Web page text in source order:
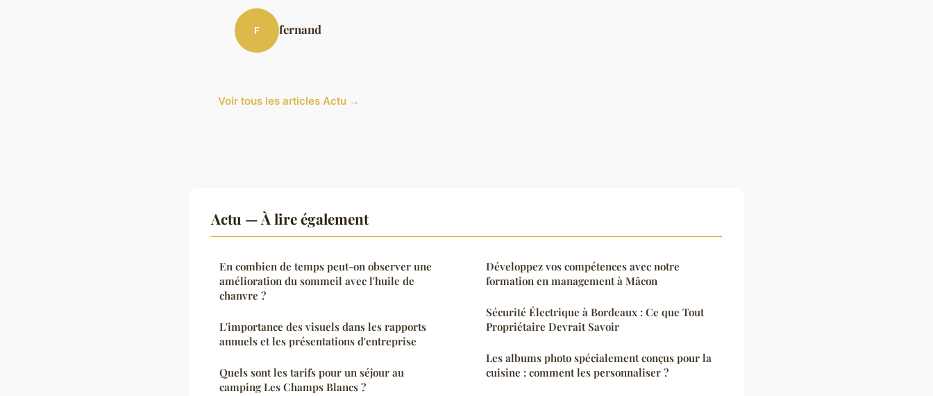
F fernand
Voir tous les articles Actu →
Actu — À lire également
En combien de temps peut-on observer une
amélioration du sommeil avec l'huile de
chanvre ?
L'importance des visuels dans les rapports
annuels et les présentations d'entreprise
Quels sont les tarifs pour un séjour au
camping Les Champs Blancs ?
Développez vos compétences avec notre
formation en management à Mâcon
Sécurité Électrique à Bordeaux : Ce que Tout
Propriétaire Devrait Savoir
Les albums photo spécialement conçus pour la
cuisine : comment les personnaliser ?